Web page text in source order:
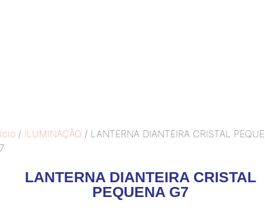
/ ILUMINAÇÃO / LANTERNA DIANTEIRA CRISTAL
LANTERNA DIANTEIRA CRISTAL
PEQUENA G7